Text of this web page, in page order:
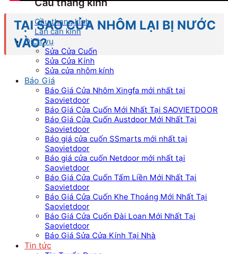
Cầu thang kính
Cầu thang kính
Lan can kính
Dịch vụ
Sửa Cửa Cuốn
Sửa Cửa Kính
Sửa cửa nhôm kính
Báo Giá
Báo Giá Cửa Nhôm Xingfa mới nhất tại
Saovietdoor
Báo Giá Cửa Cuốn Mới Nhất Tại SAOVIETDOOR
Báo Giá Cửa Cuốn Austdoor Mới Nhất Tại
Saovietdoor
Báo giá cửa cuốn SSmarts mới nhất tại
Saovietdoor
Báo giá cửa cuốn Netdoor mới nhất tại
Saovietdoor
Báo Giá Cửa Cuốn Tấm Liền Mới Nhất Tại
Saovietdoor
Báo Giá Cửa Cuốn Khe Thoáng Mới Nhất Tại
Saovietdoor
Báo Giá Cửa Cuốn Đài Loan Mới Nhất Tại
Saovietdoor
Báo Giá Sửa Cửa Kính Tại Nhà
Tin tức
TẠI SAO CỬA NHÔM LẠI BỊ NƯỚC
VÀO?